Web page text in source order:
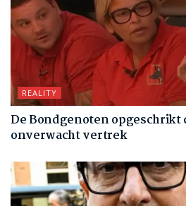
REALITY
De Bondgenoten opgeschrikt
onverwacht vertrek